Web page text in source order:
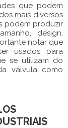
que podem
mais diversos
podem produzir
design,
notar que
usados para
se utilizam do
válvula como